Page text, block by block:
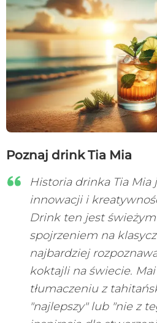
Poznaj drink Tia Mia
Historia drinka Tia Mia
innowacji i
Drink ten jest
spojrzeniem na
najbardziej
koktajli na świecie. Mai
tłumaczeniu z
"najlepszy" lub "nie z